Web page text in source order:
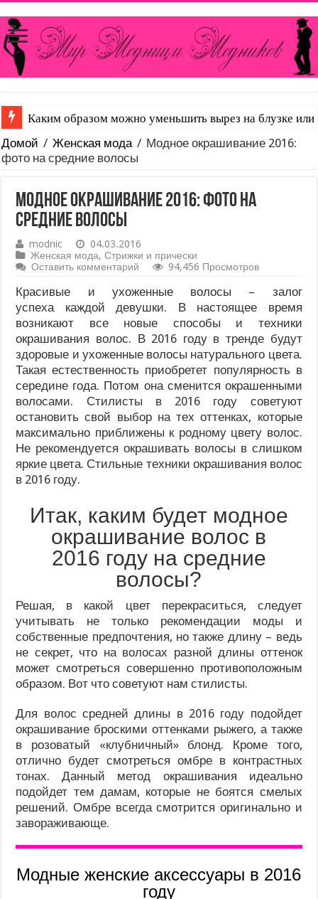
Что такое сатин и чем он отличается от других тканей
Домой / Женская мода / Модное окрашивание 2016:
фото на средние волосы
Модное окрашивание 2016: фото на
средние волосы
modnic
04.03.2016
Женская мода,Стрижки и прически
Оставить комментарий
94,456 Просмотров
Красивые и ухоженные волосы – залог
успеха каждой девушки. В настоящее время
возникают все новые способы и техники
окрашивания волос. В 2016 году в тренде будут
здоровые и ухоженные волосы натурального цвета.
Такая естественность приобретет популярность в
середине года. Потом она сменится окрашенными
волосами. Стилисты в 2016 году советуют
остановить свой выбор на тех оттенках, которые
максимально приближены к родному цвету волос.
Не рекомендуется окрашивать волосы в слишком
яркие цвета. Стильные техники окрашивания волос
в 2016 году.
Итак, каким будет модное
окрашивание волос в
2016 году на средние
волосы?
Решая, в какой цвет перекраситься, следует
учитывать не только рекомендации моды и
собственные предпочтения, но также длину – ведь
не секрет, что на волосах разной длины оттенок
может смотреться совершенно противоположным
образом. Вот что советуют нам стилисты.
Для волос средней длины в 2016 году подойдет
окрашивание броскими оттенками рыжего, а также
в розоватый «клубничный» блонд. Кроме того,
отлично будет смотреться омбре в контрастных
тонах. Данный метод окрашивания идеально
подойдет тем дамам, которые не боятся смелых
решений. Омбре всегда смотрится оригинально и
завораживающе.
Модные женские аксессуары в 2016
году